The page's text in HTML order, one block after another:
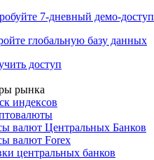
7-дневный демо-доступ
глобальную базу данных
доступ
рынка
индексов
валют Центральных Банков
валют Forex
центральных банков